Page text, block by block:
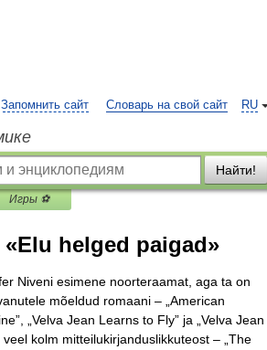
RU
Запомнить сайт Словарь на свой сайт
Найти!
Игры ⚽
helged paigad»
Niveni esimene noorteraamat, aga ta on
mõeldud romaani – „American
„Velva Jean Learns to Fly” ja „Velva Jean
kolm mitteilukirjanduslikkuteost – „The